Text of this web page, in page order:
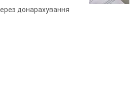
донарахування